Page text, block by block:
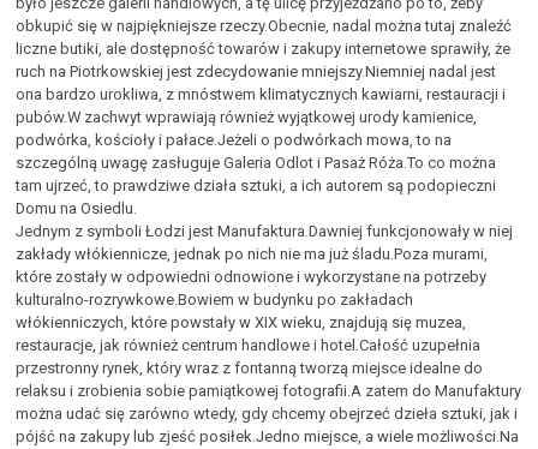
obkupić się w najpiękniejsze rzeczy.Obecnie, nadal można tutaj znaleźć
liczne butiki, ale dostępność towarów i zakupy internetowe sprawiły, że
ruch na Piotrkowskiej jest zdecydowanie mniejszy.Niemniej nadal jest
ona bardzo urokliwa, z mnóstwem klimatycznych kawiarni, restauracji i
pubów.W zachwyt wprawiają również wyjątkowej urody kamienice,
podwórka, kościoły i pałace.Jeżeli o podwórkach mowa, to na
szczególną uwagę zasługuje Galeria Odlot i Pasaż Róża.To co można
tam ujrzeć, to prawdziwe działa sztuki, a ich autorem są podopieczni
Domu na Osiedlu.
Jednym z symboli Łodzi jest Manufaktura.Dawniej funkcjonowały w niej
zakłady włókiennicze, jednak po nich nie ma już śladu.Poza murami,
które zostały w odpowiedni odnowione i wykorzystane na potrzeby
kulturalno-rozrywkowe.Bowiem w budynku po zakładach
włókienniczych, które powstały w XIX wieku, znajdują się muzea,
restauracje, jak również centrum handlowe i hotel.Całość uzupełnia
przestronny rynek, który wraz z fontanną tworzą miejsce idealne do
relaksu i zrobienia sobie pamiątkowej fotografii.A zatem do Manufaktury
można udać się zarówno wtedy, gdy chcemy obejrzeć dzieła sztuki, jak i
pójść na zakupy lub zjeść posiłek.Jedno miejsce, a wiele możliwości.Na